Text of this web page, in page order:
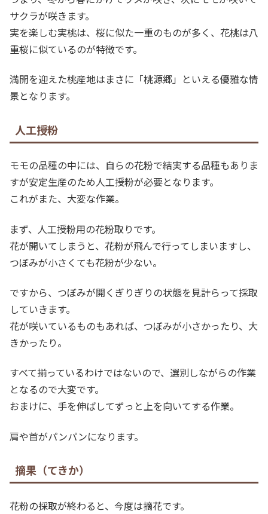
サクラが咲きます。
実を楽しむ実桃は、桜に似た一重のものが多く、花桃は八
重桜に似ているのが特徴です。
満開を迎えた桃産地はまさに「桃源郷」といえる優雅な情
景となります。
人工授粉
モモの品種の中には、自らの花粉で結実する品種もありま
すが安定生産のため人工授粉が必要となります。
これがまた、大変な作業。
まず、人工授粉用の花粉取りです。
花が開いてしまうと、花粉が飛んで行ってしまいますし、
つぼみが小さくても花粉が少ない。
ですから、つぼみが開くぎりぎりの状態を見計らって採取
していきます。
花が咲いているものもあれば、つぼみが小さかったり、大
きかったり。
すべて揃っているわけではないので、選別しながらの作業
となるので大変です。
おまけに、手を伸ばしてずっと上を向いてする作業。
肩や首がパンパンになります。
摘果（てきか）
花粉の採取が終わると、今度は摘花です。